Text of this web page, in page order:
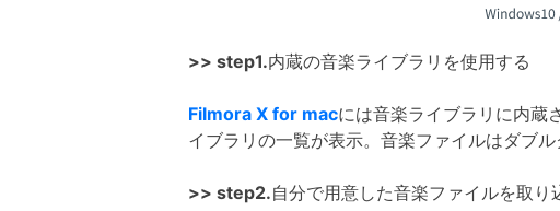
>> step1.内蔵の音楽ライブラリを使用する
Filmora X for macには音楽ライブラリに内蔵
イブラリの一覧が表示。音楽ファイルはダブ
>> step2.自分で用意した音楽ファイルを取り